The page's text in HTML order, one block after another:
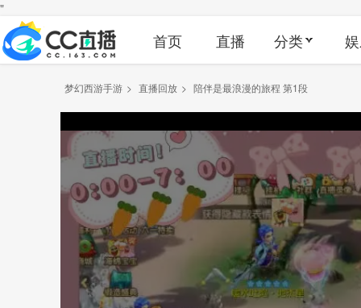
"
首页 直播 分类
梦幻西游手游 > 直播回放 > 陪伴是最浪漫的旅程 第1段